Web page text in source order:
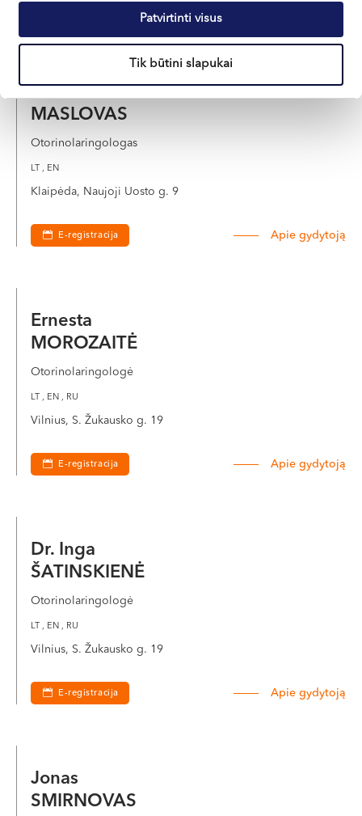
Patvirtinti visus
Tik būtini slapukai
Apie gydytoją
MASLOVAS
Otorinolaringologas
LT , EN
Klaipėda, Naujoji Uosto g. 9
E-registracija Apie gydytoją
Ernesta
MOROZAITĖ
Otorinolaringologė
LT , EN , RU
Vilnius, S. Žukausko g. 19
E-registracija Apie gydytoją
Dr. Inga
ŠATINSKIENĖ
Otorinolaringologė
LT , EN , RU
Vilnius, S. Žukausko g. 19
E-registracija Apie gydytoją
Jonas
SMIRNOVAS